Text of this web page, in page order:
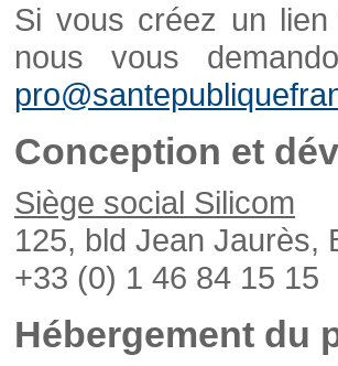
Si vous créez un
nous vous
Conception et
Siège social Silicom
125, bld Jean Jaurès,
+33 (0) 1 46 84 15 15
Hébergement du